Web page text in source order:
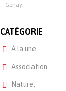
Genay
CATÉGORIE
À la une
Association
Nature,